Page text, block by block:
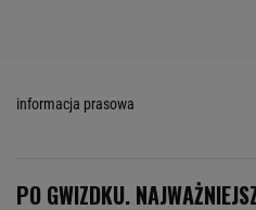
informacja prasowa